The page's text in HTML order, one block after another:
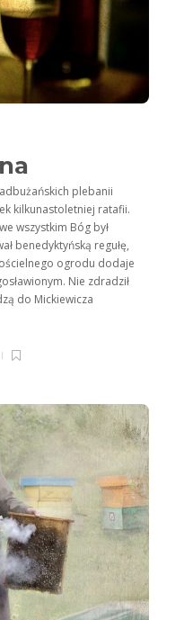
plebanii
kilkunastoletniej ratafii.
wszystkim Bóg był
benedyktyńską regułę,
ogrodu dodaje
Nie zdradził
do Mickiewicza